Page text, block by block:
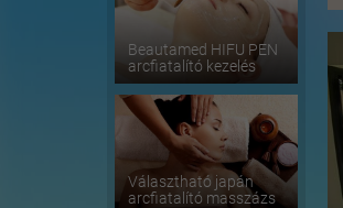
Beautamed HIFU PEN
arcfiatalító kezelés
Választható japán
arcfiatalító masszázs